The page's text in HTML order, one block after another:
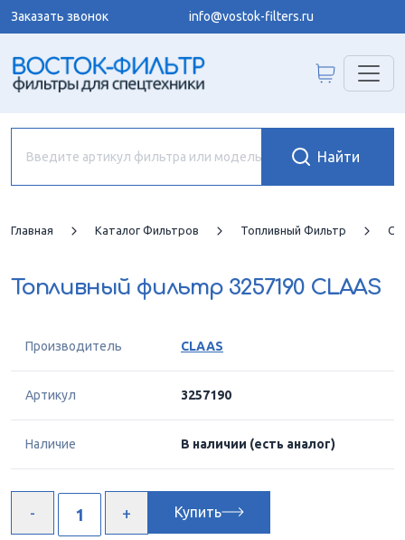
Заказать звонок info@vostok-filters.ru
Главная Каталог Фильтров Топливный Фильтр
Топливный фильтр 3257190 CLAAS
Производитель CLAAS
Артикул 3257190
Наличие В наличии (есть аналог)
Купить